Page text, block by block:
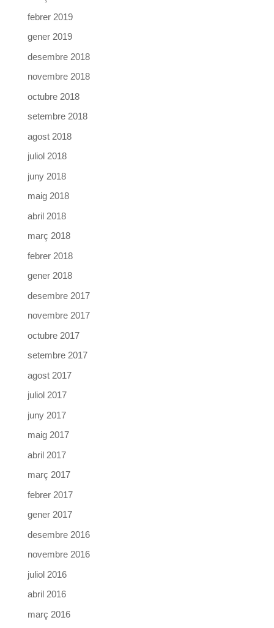
febrer 2019
gener 2019
desembre 2018
novembre 2018
octubre 2018
setembre 2018
agost 2018
juliol 2018
juny 2018
maig 2018
abril 2018
març 2018
febrer 2018
gener 2018
desembre 2017
novembre 2017
octubre 2017
setembre 2017
agost 2017
juliol 2017
juny 2017
maig 2017
abril 2017
març 2017
febrer 2017
gener 2017
desembre 2016
novembre 2016
juliol 2016
abril 2016
març 2016